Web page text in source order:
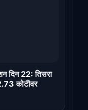
दिन 22: तिसरा
कोटीवर